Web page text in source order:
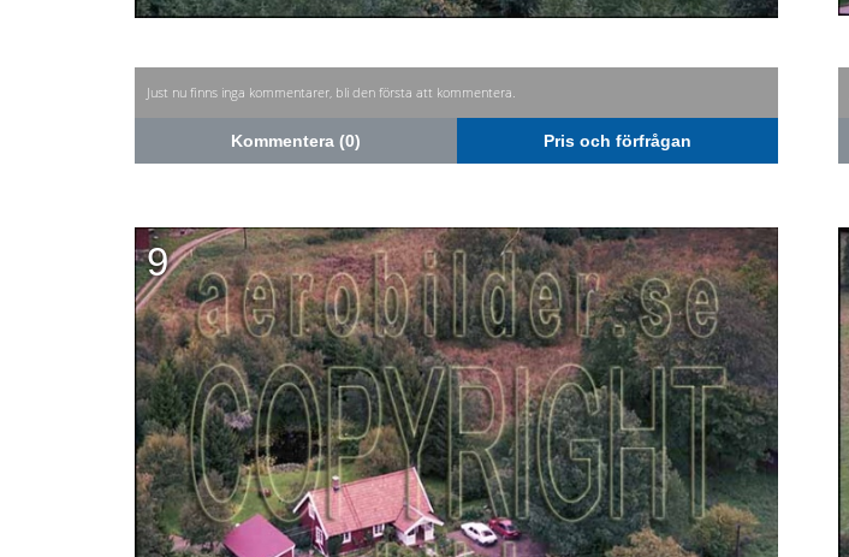
Just nu finns inga kommentarer, bli den första att kommentera.
Kommentera (0) Pris och förfrågan
9